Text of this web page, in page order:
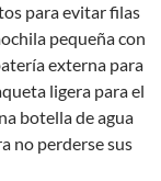
para evitar filas
pequeña con
externa para
ligera para el
botella de agua
no perderse sus